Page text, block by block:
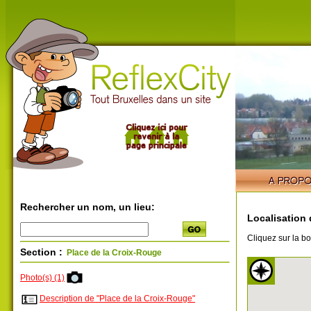
Rechercher un nom, un lieu:
Section : Place de la Croix-Rouge
Photo(s) (1)
Description de "Place de la Croix-Rouge"
Localisation
Cliquez sur la